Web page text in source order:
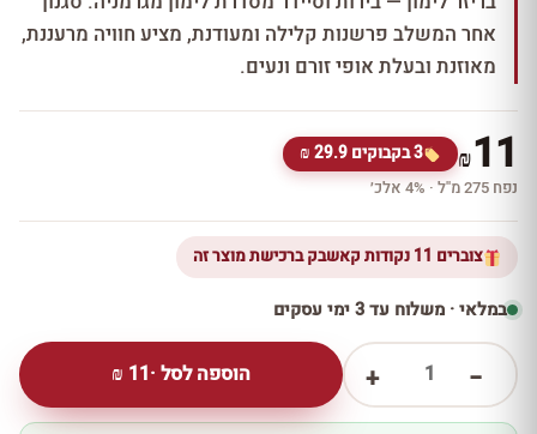
אחר המשלב פרשנות קלילה ומעודנת, מציע חוויה מרעננת,
מאוזנת ובעלת אופי זורם ונעים.
₪11 3 בקבוקים 29.9 ₪
נפח 275 מ''ל · 4% אלכ׳
צוברים 11 נקודות קאשבק ברכישת מוצר זה
במלאי · משלוח עד 3 ימי עסקים
−
1
+ הוספה לסל ·11
₪